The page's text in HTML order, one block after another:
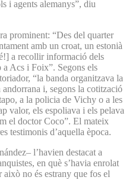
i agents alemanys”, diu
prominent: “Des del quarter
amb un croat, un estonià
a recollir informació dels
a Acs i Foix”. Segons els
“la banda organitzava la
i, segons la cotització
a la policia de Vichy o a les
valor, els espoliava i els pelava
el doctor Coco”. El mateix
testimonis d’aquella època.
l’havien destacat a
en què s’havia enrolat
no és estrany que fos el